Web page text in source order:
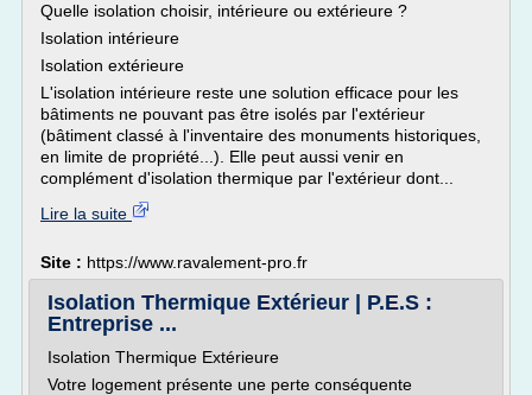
Quelle isolation choisir, intérieure ou extérieure ?
Isolation intérieure
Isolation extérieure
L'isolation intérieure reste une solution efficace pour les
bâtiments ne pouvant pas être isolés par l'extérieur
(bâtiment classé à l'inventaire des monuments historiques,
en limite de propriété...). Elle peut aussi venir en
complément d'isolation thermique par l'extérieur dont...
Lire la suite
Site : https://www.ravalement-pro.fr
Isolation Thermique Extérieur | P.E.S :
Entreprise ...
Isolation Thermique Extérieure
Votre logement présente une perte conséquente